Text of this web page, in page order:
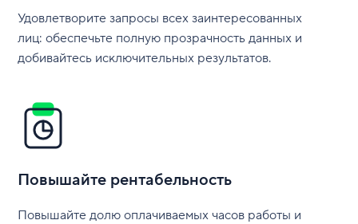
Удовлетворите запросы всех заинтересованных
лиц: обеспечьте полную прозрачность данных и
добивайтесь исключительных результатов.
Повышайте рентабельность
Повышайте долю оплачиваемых часов работы и